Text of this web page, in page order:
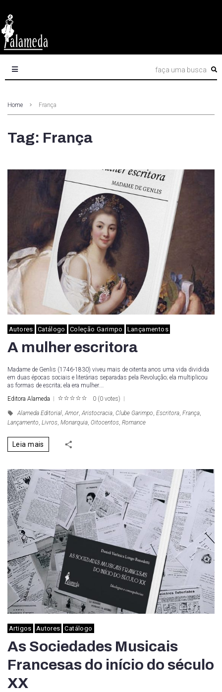
Home França
Tag: França
Autores Catálogo Coleção Garimpo Lançamentos
A mulher escritora
Madame de Genlis (1746-1830) viveu mais de oitenta anos uma vida dividida
em duas épocas sociais e literárias separadas pela Revolução; ela multiplicou
as formas de escrita; ela era mulher.…
Editora Alameda
0 (0 votes)
Alameda Editorial Amor, Aristocracia Clube Garimpo Escritora França
Lançamento Livros Monarquia Oitocentos Romance
Leia mais
Artigos Autores Catálogo
As Sociedades Musicais
Francesas do início do século
XX